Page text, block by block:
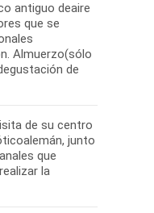
antiguo deaire
que se
Almuerzo(sólo
de
de su centro
junto
que
la